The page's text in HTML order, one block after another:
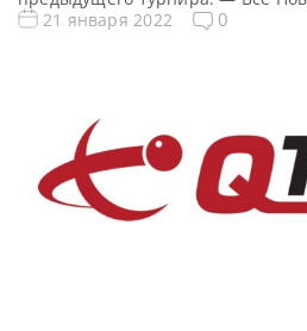
новости и результаты Q Tour 3
21 января 2022 0